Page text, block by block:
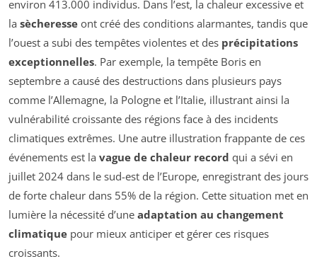
environ 413.000 individus. Dans l’est, la chaleur excessive et
la sècheresse ont créé des conditions alarmantes, tandis que
l’ouest a subi des tempêtes violentes et des précipitations
exceptionnelles. Par exemple, la tempête Boris en
septembre a causé des destructions dans plusieurs pays
comme l’Allemagne, la Pologne et l’Italie, illustrant ainsi la
vulnérabilité croissante des régions face à des incidents
climatiques extrêmes. Une autre illustration frappante de ces
événements est la vague de chaleur record qui a sévi en
juillet 2024 dans le sud-est de l’Europe, enregistrant des jours
de forte chaleur dans 55% de la région. Cette situation met en
lumière la nécessité d’une adaptation au changement
climatique pour mieux anticiper et gérer ces risques
croissants.